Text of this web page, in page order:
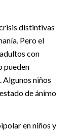
distintivas
Pero el
con
pueden
niños
de ánimo
en niños y